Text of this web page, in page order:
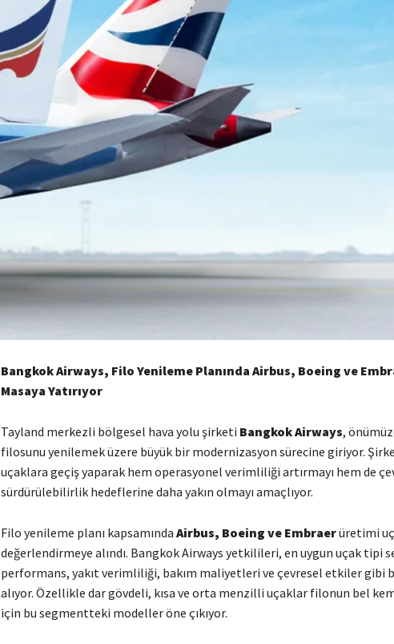
Bangkok Airways, Filo Yenileme Planında Airbus, Boeing ve
Masaya Yatırıyor
Tayland merkezli bölgesel hava yolu şirketi Bangkok Airways,
filosunu yenilemek üzere büyük bir modernizasyon sürecine giriyor.
uçaklara geçiş yaparak hem operasyonel verimliliği artırmayı hem de
sürdürülebilirlik hedeflerine daha yakın olmayı amaçlıyor.
Filo yenileme planı kapsamında Airbus, Boeing ve Embraerüretimi
değerlendirmeye alındı. Bangkok Airways yetkilileri, en uygun uçak tipi
performans, yakıt verimliliği, bakım maliyetleri ve çevresel etkiler gibi
alıyor. Özellikle dar gövdeli, kısa ve orta menzilli uçaklar filonun bel
için bu segmentteki modeller öne çıkıyor.